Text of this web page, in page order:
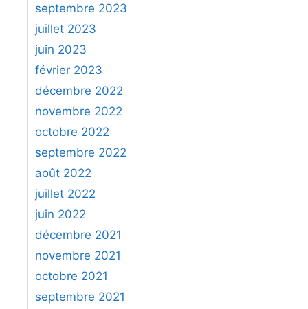
septembre 2023
juillet 2023
juin 2023
février 2023
décembre 2022
novembre 2022
octobre 2022
septembre 2022
août 2022
juillet 2022
juin 2022
décembre 2021
novembre 2021
octobre 2021
septembre 2021